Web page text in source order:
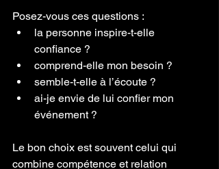
Posez-vous ces questions :
la personne inspire-t-elle
confiance ?
comprend-elle mon besoin ?
semble-t-elle à l’écoute ?
ai-je envie de lui confier mon
événement ?
Le bon choix est souvent celui qui
combine compétence et relation